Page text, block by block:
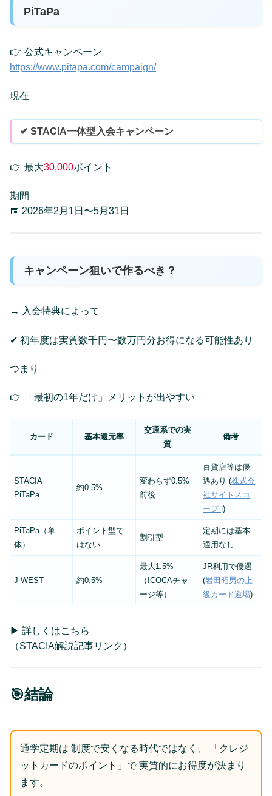
PiTaPa
👉 公式キャンペーン
https://www.pitapa.com/campaign/
現在
✔ STACIA一体型入会キャンペーン
👉 最大30,000ポイント
期間
📅 2026年2月1日〜5月31日
キャンペーン狙いで作るべき？
→ 入会特典によって
✔ 初年度は実質数千円〜数万円分お得になる可能性あり
つまり
👉 「最初の1年だけ」メリットが出やすい
カード 基本還元率
交通系での実
質
備考
STACIA
PiTaPa
約0.5%
変わらず0.5%
前後
百貨店等は優
遇あり (株式会
社サイトスコ
ープ |)
PiTaPa（単
体）
ポイント型で
はない
割引型
定期には基本
適用なし
J-WEST 約0.5%
最大1.5%
（ICOCAチャ
ージ等）
JR利用で優遇
(岩田昭男の上
級カード道場)
▶ 詳しくはこちら
（STACIA解説記事リンク）
🎯結論
通学定期は 制度で安くなる時代ではなく、 「クレジ
ットカードのポイント」で 実質的にお得度が決まり
ます。